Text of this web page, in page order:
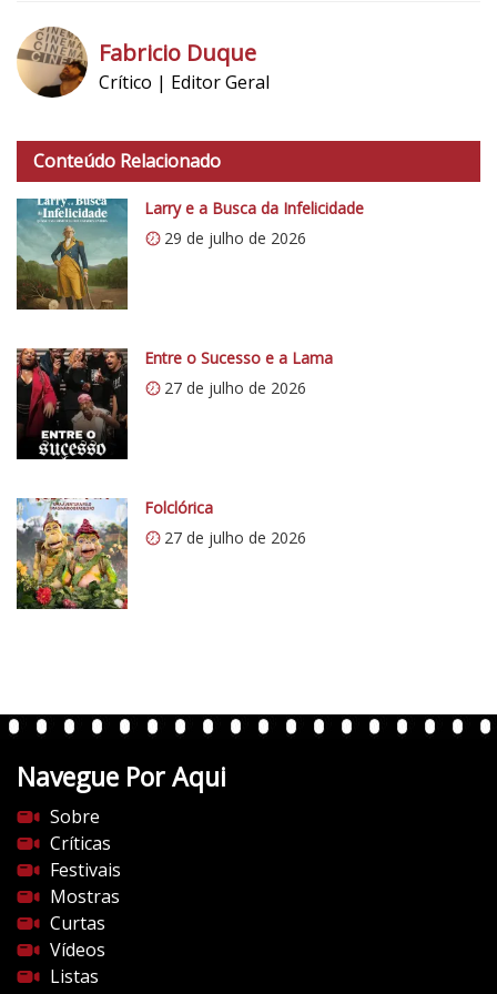
t
p
s
:
/
/
0
.
w
p
.
o
m
/
v
e
n
e
d
o
c
i
n
e
m
Fabricio Duque
Crítico | Editor Geral
Conteúdo Relacionado
Larry e a Busca da Infelicidade
29 de julho de 2026
Entre o Sucesso e a Lama
27 de julho de 2026
Folclórica
27 de julho de 2026
Navegue Por Aqui
Sobre
Críticas
Festivais
Mostras
Curtas
Vídeos
Listas